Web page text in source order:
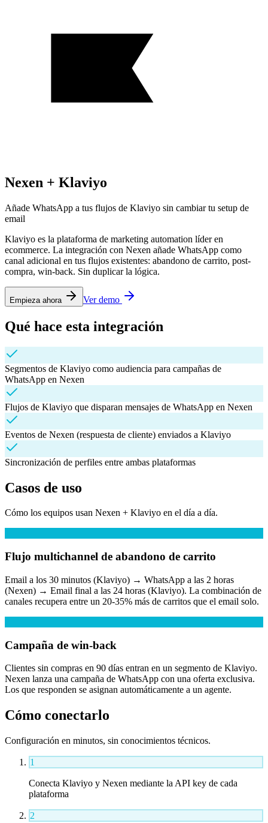
Nexen + Klaviyo
Añade WhatsApp a tus flujos de Klaviyo sin cambiar tu setup de
email
Klaviyo es la plataforma de marketing automation líder en
ecommerce. La integración con Nexen añade WhatsApp como
canal adicional en tus flujos existentes: abandono de carrito, post-
compra, win-back. Sin duplicar la lógica.
Empieza ahora Ver demo
Qué hace esta integración
Segmentos de Klaviyo como audiencia para campañas de
WhatsApp en Nexen
Flujos de Klaviyo que disparan mensajes de WhatsApp en Nexen
Eventos de Nexen (respuesta de cliente) enviados a Klaviyo
Sincronización de perfiles entre ambas plataformas
Casos de uso
Cómo los equipos usan Nexen + Klaviyo en el día a día.
Flujo multichannel de abandono de carrito
Email a los 30 minutos (Klaviyo) → WhatsApp a las 2 horas
(Nexen) → Email final a las 24 horas (Klaviyo). La combinación de
canales recupera entre un 20-35% más de carritos que el email solo.
Campaña de win-back
Clientes sin compras en 90 días entran en un segmento de Klaviyo.
Nexen lanza una campaña de WhatsApp con una oferta exclusiva.
Los que responden se asignan automáticamente a un agente.
Cómo conectarlo
Configuración en minutos, sin conocimientos técnicos.
1
Conecta Klaviyo y Nexen mediante la API key de cada
plataforma
2